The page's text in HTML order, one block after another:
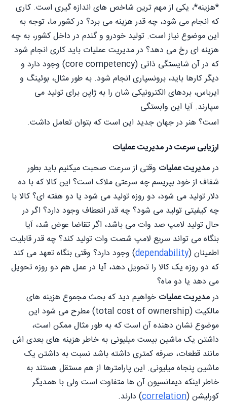
*هزینه*، یکی از مهم ترین شاخص های اندازه گیری است. کاری
که انجام می شود، چه قدر هزینه می برد؟ در کشور ما، توجه به
این موضوع نیاز است. تولید خودرو و گندم در داخل کشور، به چه
هزینه ای رخ می دهد؟ در مدیریت عملیات باید کاری انجام شود
که در آن شایستگی ذاتی (core competency) وجود دارد و
دیگر کارها باید، برونسپاری انجام شود. به طور مثال، بوئینگ و
ایرباس، بردهای الکترونیکی شان را به ژاپن برای تولید می
سپارند. آیا این وابستگی
است؟ هنر در جهان جدید این است که بتوان تعامل داشت.
ارزیابی سرعت در مدیریت عملیات
درمدیریت عملیات وقتی از سرعت صحبت میکنیم باید بطور
شفاف از خود بپریسم چه سرعتی ملاک است؟ این کالا که با ده
دلار تولید می شود، دو روزه تولید می شود یا دو هفته ای؟ کالا با
چه کیفیتی تولید می شود؟ چه قدر انعطاف وجود دارد؟ اگر در
حال تولید لامپ صد وات می باشد، اگر تقاضا عوض شد، آیا
بنگاه می تواند سریع لامپ شصت وات تولید کند؟ چه قدر قابلیت
اطمینان (dependability) وجود دارد؟ وقتی بنگاه تعهد می کند
که دو روزه یک کالا را تحویل دهد، آیا در عمل هم دو روزه تحویل
می دهد یا دو ماه؟
درمدیریت عملیات خواهیم دید که بحث مجموع هزینه های
مالکیت (total cost of ownership) مطرح می شود این
موضوع نشان دهنده آن است که به طور مثال ممکن است،
داشتن یک ماشین بیست میلیونی به خاطر هزینه های بعدی اش
مانند قطعات، صرفه کمتری داشته باشد نسبت به داشتن یک
ماشین پنجاه میلیونی. این پارامترها از هم مستقل هستند به
خاطر اینکه دیمانسیون آن ها متفاوت است ولی با همدیگر
کورلیشن (correlation) دارند.